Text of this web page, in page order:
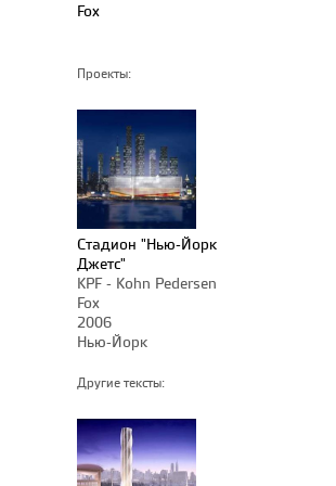
Fox
Проекты:
Стадион "Нью-Йорк
Джетс"
KPF - Kohn Pedersen
Fox
2006
Нью-Йорк
Другие тексты: